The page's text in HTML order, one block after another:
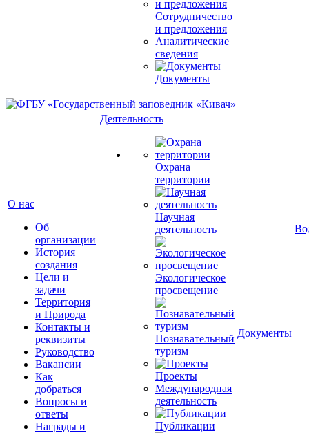
Сотрудничество
и предложения
Аналитические
сведения
Документы
О нас
Об
организации
История
создания
Цели и
задачи
Территория
и Природа
Контакты и
реквизиты
Руководство
Вакансии
Как
добраться
Вопросы и
ответы
Награды и
Деятельность
Охрана
территории
Научная
деятельность
Экологическое
просвещение
Познавательный
туризм
Проекты
Международная
деятельность
Публикации
Документы